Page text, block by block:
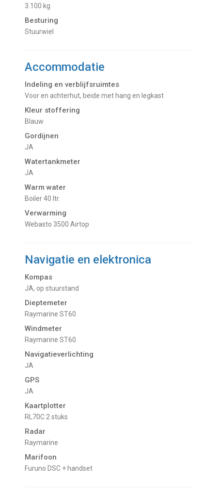
3.100 kg
Besturing
Stuurwiel
Accommodatie
Indeling en verblijfsruimtes
Voor en achterhut, beide met hang en legkast
Kleur stoffering
Blauw
Gordijnen
JA
Watertankmeter
JA
Warm water
Boiler 40 ltr.
Verwarming
Webasto 3500 Airtop
Navigatie en elektronica
Kompas
JA, op stuurstand
Dieptemeter
Raymarine ST60
Windmeter
Raymarine ST60
Navigatieverlichting
JA
GPS
JA
Kaartplotter
RL70C 2 stuks
Radar
Raymarine
Marifoon
Furuno DSC + handset